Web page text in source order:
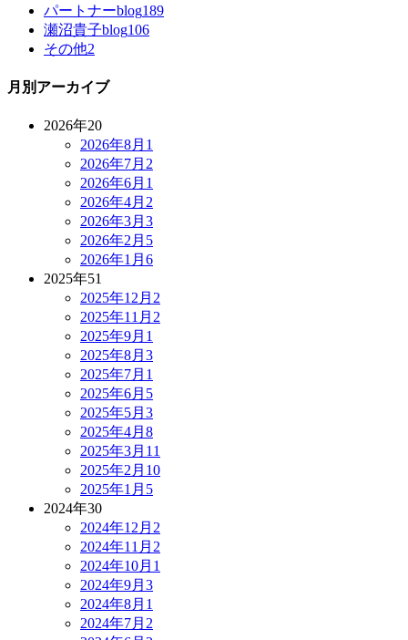
パートナーblog189
瀬沼貴子blog106
その他2
月別アーカイブ
2026年20
2026年8月 1
2026年7月 2
2026年6月 1
2026年4月 2
2026年3月 3
2026年2月 5
2026年1月 6
2025年51
2025年12月 2
2025年11月 2
2025年9月 1
2025年8月 3
2025年7月 1
2025年6月 5
2025年5月 3
2025年4月 8
2025年3月 11
2025年2月 10
2025年1月 5
2024年30
2024年12月 2
2024年11月 2
2024年10月 1
2024年9月 3
2024年8月 1
2024年7月 2